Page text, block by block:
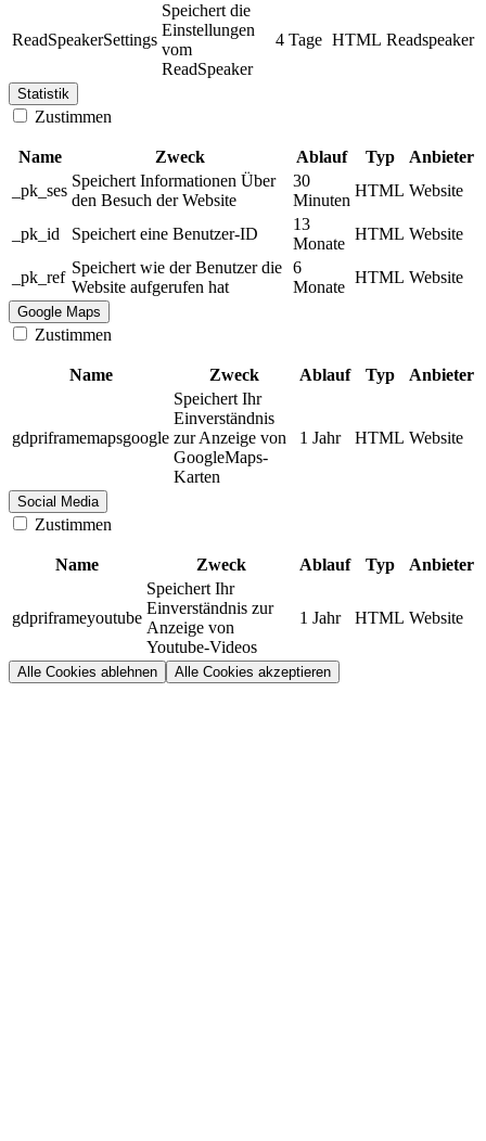
ReadSpeakerSettings
Speichert die
Einstellungen
vom
ReadSpeaker
4 Tage HTML Readspeaker
Statistik
Zustimmen
Name Zweck Ablauf Typ
Anbieter
_pk_ses
Speichert Informationen Über
den Besuch der Website
30
Minuten
HTML Website
_pk_id Speichert eine Benutzer-ID
13
Monate
HTML Website
_pk_ref
Speichert wie der Benutzer die
Website aufgerufen hat
6
Monate
HTML Website
Google Maps
Zustimmen
Name Zweck Ablauf Typ Anbieter
gdpriframemapsgoogle
Speichert Ihr
Einverständnis
zur Anzeige von
GoogleMaps-
Karten
1 Jahr HTML Website
Social Media
Zustimmen
Name Zweck Ablauf Typ Anbieter
gdpriframeyoutube
Speichert Ihr
Einverständnis zur
Anzeige von
Youtube-Videos
1 Jahr HTML Website
Alle Cookies ablehnen Alle Cookies akzeptieren